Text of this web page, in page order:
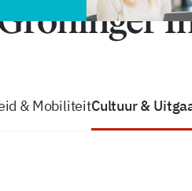
& MobiliteitCultuur &